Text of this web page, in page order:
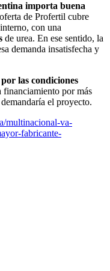
importa buena
de Profertil cubre
con una
de urea. En ese sentido, la
demanda insatisfecha y
las condiciones
financiamiento por más
el proyecto.
multinacional-va-
fabricante-